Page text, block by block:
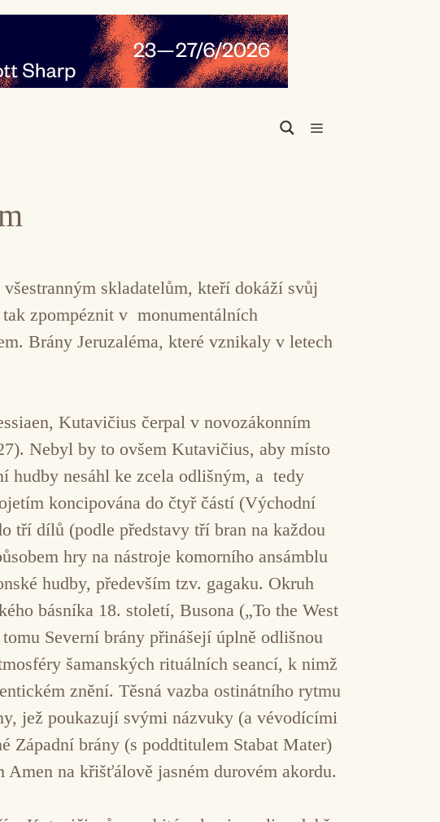
skladatelům, kteří dokáží svůj
zpompéznit v monumentálních
Brány Jeruzaléma, které vznikaly v letech
Kutavičius čerpal v novozákonním
Nebyl by to ovšem Kutavičius, aby místo
hudby nesáhl ke zcela odlišným, a tedy
koncipována do čtyř částí (Východní
tří dílů (podle představy tří bran na každou
hry na nástroje komorního ansámblu
hudby, především tzv. gagaku. Okruh
básníka 18. století, Busona („To the West
Severní brány přinášejí úplně odlišnou
šamanských rituálních seancí, k nimž
znění. Těsná vazba ostinátního rytmu
jež poukazují svými názvuky (a vévodícími
brány (s poddtitulem Stabat Mater)
na křišťálově jasném durovém akordu.